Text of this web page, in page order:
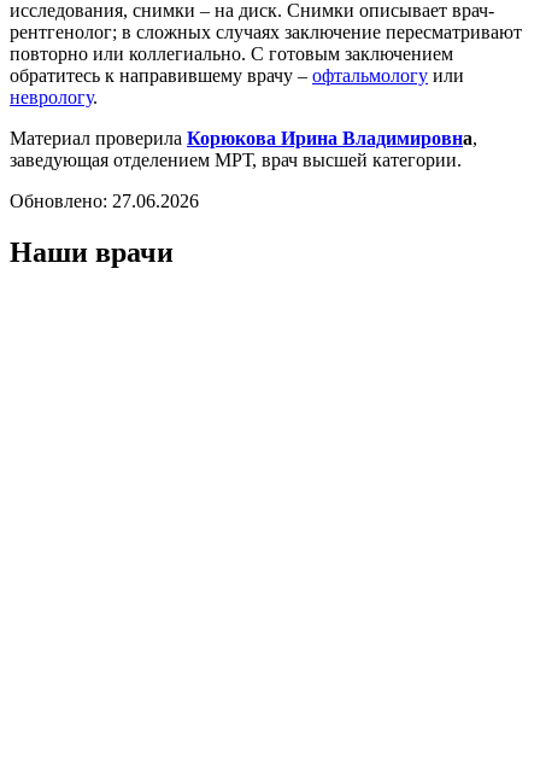
исследования, снимки – на диск. Снимки описывает врач-
рентгенолог; в сложных случаях заключение пересматривают
повторно или коллегиально. С готовым заключением
обратитесь к направившему врачу – офтальмологу или
неврологу.
Материал проверила Корюкова Ирина Владимировна,
заведующая отделением МРТ, врач высшей категории.
Обновлено: 27.06.2026
Наши врачи